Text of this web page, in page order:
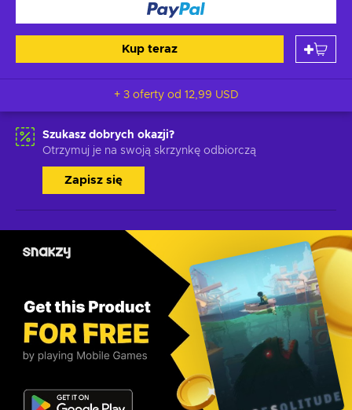
Kup teraz
+ 3 oferty od 12,99 USD
Szukasz dobrych okazji?
Otrzymuj je na swoją skrzynkę odbiorczą
Zapisz się